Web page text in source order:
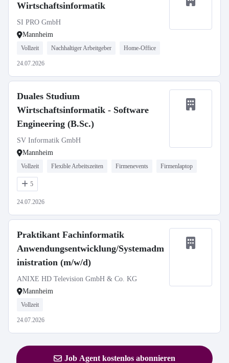
Wirtschaftsinformatik
SI PRO GmbH
Mannheim
Vollzeit Nachhaltiger Arbeitgeber Home-Office
24.07.2026
Duales Studium
Wirtschaftsinformatik - Software
Engineering (B.Sc.)
SV Informatik GmbH
Mannheim
Vollzeit Flexible Arbeitszeiten Firmenevents Firmenlaptop
5
24.07.2026
Praktikant Fachinformatik
Anwendungsentwicklung/Systemadm
inistration (m/w/d)
ANIXE HD Television GmbH & Co. KG
Mannheim
Vollzeit
24.07.2026
Job Agent kostenlos abonnieren